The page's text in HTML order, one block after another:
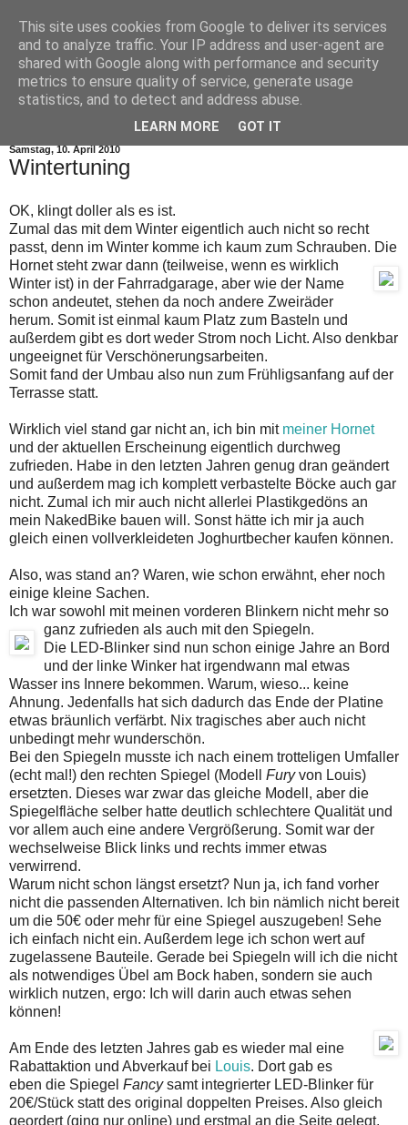
Samstag, 10. April 2010
Wintertuning
OK, klingt doller als es ist.
Zumal das mit dem Winter eigentlich auch nicht so recht
passt, denn im Winter komme ich kaum zum Schrauben. Die
Hornet steht zwar dann (teilweise, wenn es wirklich
Winter ist) in der Fahrradgarage, aber wie der Name
schon andeutet, stehen da noch andere Zweiräder
herum. Somit ist einmal kaum Platz zum Basteln und
außerdem gibt es dort weder Strom noch Licht. Also denkbar
ungeeignet für Verschönerungsarbeiten.
Somit fand der Umbau also nun zum Frühligsanfang auf der
Terrasse statt.
Wirklich viel stand gar nicht an, ich bin mit meiner Hornet
und der aktuellen Erscheinung eigentlich durchweg
zufrieden. Habe in den letzten Jahren genug dran geändert
und außerdem mag ich komplett verbastelte Böcke auch gar
nicht. Zumal ich mir auch nicht allerlei Plastikgedöns an
mein NakedBike bauen will. Sonst hätte ich mir ja auch
gleich einen vollverkleideten Joghurtbecher kaufen können.
Also, was stand an? Waren, wie schon erwähnt, eher noch
einige kleine Sachen.
Ich war sowohl mit meinen vorderen Blinkern nicht mehr so
ganz zufrieden als auch mit den Spiegeln.
Die LED-Blinker sind nun schon einige Jahre an Bord
und der linke Winker hat irgendwann mal etwas
Wasser ins Innere bekommen. Warum, wieso... keine
Ahnung. Jedenfalls hat sich dadurch das Ende der Platine
etwas bräunlich verfärbt. Nix tragisches aber auch nicht
unbedingt mehr wunderschön.
Bei den Spiegeln musste ich nach einem trotteligen Umfaller
(echt mal!) den rechten Spiegel (Modell Furyvon Louis)
ersetzten. Dieses war zwar das gleiche Modell, aber die
Spiegelfläche selber hatte deutlich schlechtere Qualität und
vor allem auch eine andere Vergrößerung. Somit war der
wechselweise Blick links und rechts immer etwas
verwirrend.
Warum nicht schon längst ersetzt? Nun ja, ich fand vorher
nicht die passenden Alternativen. Ich bin nämlich nicht bereit
um die 50€ oder mehr für eine Spiegel auszugeben! Sehe
ich einfach nicht ein. Außerdem lege ich schon wert auf
zugelassene Bauteile. Gerade bei Spiegeln will ich die nicht
als notwendiges Übel am Bock haben, sondern sie auch
wirklich nutzen, ergo: Ich will darin auch etwas sehen
können!
Am Ende des letzten Jahres gab es wieder mal eine
Rabattaktion und Abverkauf bei Louis. Dort gab es
eben die Spiegel Fancysamt integrierter LED-Blinker für
20€/Stück statt des original doppelten Preises. Also gleich
geordert (ging nur online) und erstmal an die Seite gelegt.
This site uses cookies from Google to deliver its services
and to analyze traffic. Your IP address and user-agent are
shared with Google along with performance and security
metrics to ensure quality of service, generate usage
statistics, and to detect and address abuse.
LEARN MORE GOT IT